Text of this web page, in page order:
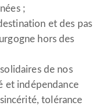
;
et des pas
hors des
de nos
et indépendance
tolérance